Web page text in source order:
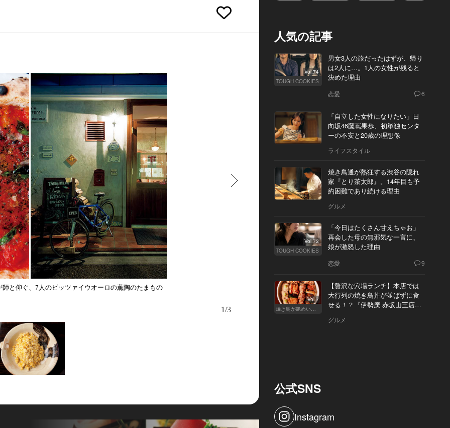
と仰ぐ、7人のピッツァイウオーロの薫陶のたまもの パテ・ド・カンパーニュお好きなだけ￥1,000。ワインによく合う絶妙な塩加減
1/3
人気の記事
Vol.74
TOUGH COOKIES
男女3人の旅だったはずが、帰り
は2人に…。1人の女性が残ると
決めた理由
恋愛 6
「自立した女性になりたい」日
向坂46藤嶌果歩、初単独センタ
ーの不安と20歳の理想像
ライフスタイル
焼き鳥通が熱狂する渋谷の隠れ
家『とり茶太郎』。14年目も予
約困難であり続ける理由
グルメ
Vol.73
TOUGH COOKIES
「今日はたくさん甘えちゃお」
再会した母の無邪気な一言に、
娘が激怒した理由
恋愛 9
Vol.7
焼き鳥が艶めいてきた
【贅沢な穴場ランチ】本店では
大行列の焼き鳥丼が並ばずに食
せる！？『伊勢廣 赤坂山王店』
グルメ
公式SNS
Instagram